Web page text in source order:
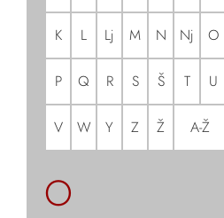
K L Lj M N Nj O
P Q R S Š T U
V W Y Z Ž A-Ž
O